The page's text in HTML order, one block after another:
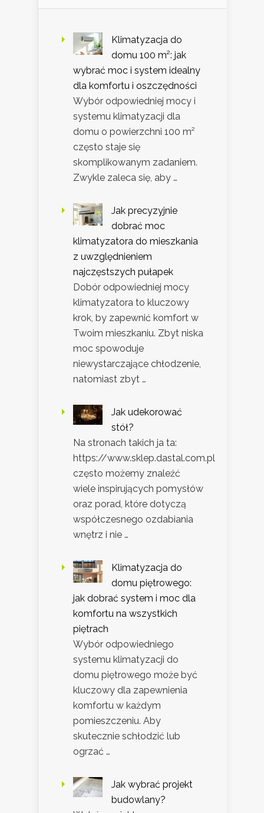
Klimatyzacja do
domu 100 m²: jak
wybrać moc i system idealny
dla komfortu i oszczędności
Wybór odpowiedniej mocy i
systemu klimatyzacji dla
domu o powierzchni 100 m²
często staje się
skomplikowanym zadaniem.
Zwykle zaleca się, aby …
Jak precyzyjnie
dobrać moc
klimatyzatora do mieszkania
z uwzględnieniem
najczęstszych pułapek
Dobór odpowiedniej mocy
klimatyzatora to kluczowy
krok, by zapewnić komfort w
Twoim mieszkaniu. Zbyt niska
moc spowoduje
niewystarczające chłodzenie,
natomiast zbyt …
Jak udekorować
stół?
Na stronach takich ja ta:
https://www.sklep.dastal.com.pl
często możemy znaleźć
wiele inspirujących pomysłów
oraz porad, które dotyczą
współczesnego ozdabiania
wnętrz i nie …
Klimatyzacja do
domu piętrowego:
jak dobrać system i moc dla
komfortu na wszystkich
piętrach
Wybór odpowiedniego
systemu klimatyzacji do
domu piętrowego może być
kluczowy dla zapewnienia
komfortu w każdym
pomieszczeniu. Aby
skutecznie schłodzić lub
ogrzać …
Jak wybrać projekt
budowlany?